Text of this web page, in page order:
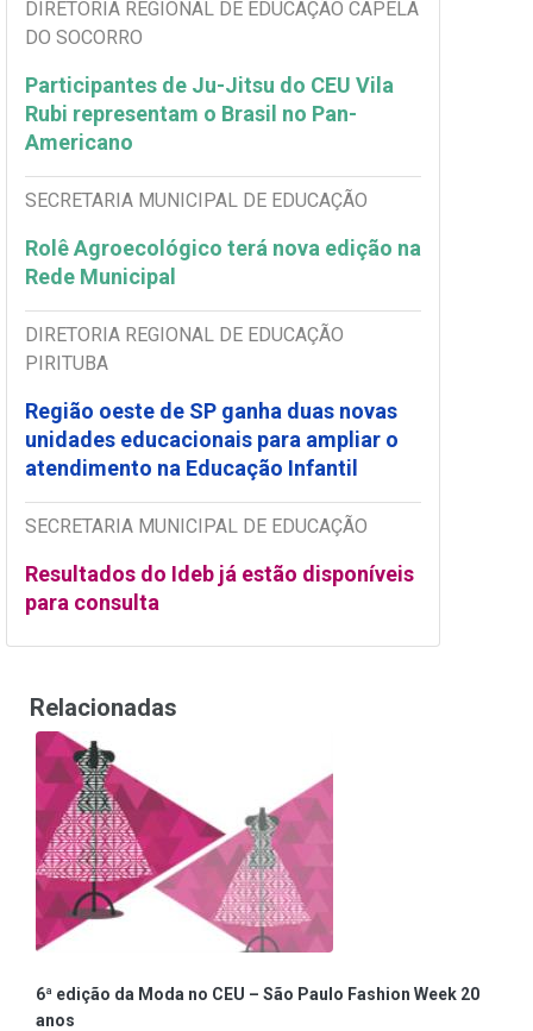
DIRETORIA REGIONAL DE EDUCAÇÃO CAPELA
DO SOCORRO
Participantes de Ju-Jitsu do CEU Vila
Rubi representam o Brasil no Pan-
Americano
SECRETARIA MUNICIPAL DE EDUCAÇÃO
Rolê Agroecológico terá nova edição na
Rede Municipal
DIRETORIA REGIONAL DE EDUCAÇÃO
PIRITUBA
Região oeste de SP ganha duas novas
unidades educacionais para ampliar o
atendimento na Educação Infantil
SECRETARIA MUNICIPAL DE EDUCAÇÃO
Resultados do Ideb já estão disponíveis
para consulta
Relacionadas
6ª edição da Moda no CEU – São Paulo Fashion Week 20
anos